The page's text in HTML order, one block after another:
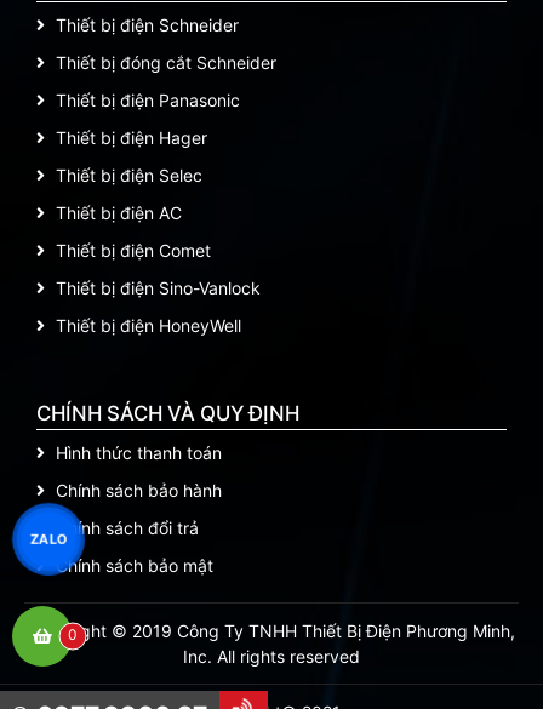
Thiết bị điện Schneider
Thiết bị đóng cắt Schneider
Thiết bị điện Panasonic
Thiết bị điện Hager
Thiết bị điện Selec
Thiết bị điện AC
Thiết bị điện Comet
Thiết bị điện Sino-Vanlock
Thiết bị điện HoneyWell
CHÍNH SÁCH VÀ QUY ĐỊNH
Hình thức thanh toán
Chính sách bảo hành
Chính sách đổi trả
Chính sách bảo mật
Copyright © 2019 Công Ty TNHH Thiết Bị Điện Phương Minh,
Inc. All rights reserved
0
ZALO